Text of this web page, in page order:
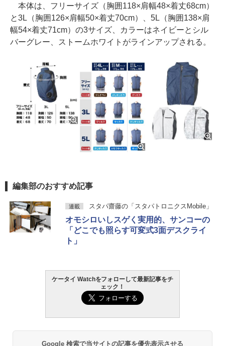
本体は、フリーサイズ（胸囲118×肩幅48×着丈68cm）
と3L（胸囲126×肩幅50×着丈70cm）、5L（胸囲138×肩
幅54×着丈71cm）の3サイズ、カラーはネイビーとシル
バーグレー、ストームホワイトがラインアップされる。
編集部のおすすめ記事
連載 スタパ齋藤の「スタパトロニクスMobile」
オモシロいしスゲく実用的、サンコーの
「どこでも照らす可変式3面デスクライ
ト」
ケータイ Watchをフォローして最新記事をチ
ェック！
Google 検索で当サイトの記事を優先表示させる